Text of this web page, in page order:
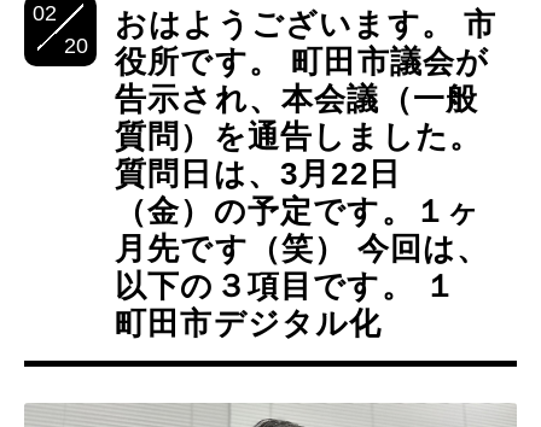
02
20
おはようございます。 市
役所です。 町田市議会が
告示され、本会議（一般
質問）を通告しました。
質問日は、3月22日
（金）の予定です。１ヶ
月先です（笑） 今回は、
以下の３項目です。 １
町田市デジタル化